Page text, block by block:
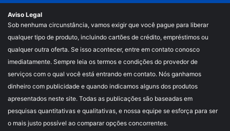
Aviso Legal
Sob nenhuma circunstância, vamos exigir que você pague para liberar
qualquer tipo de produto, incluindo cartões de crédito, empréstimos ou
qualquer outra oferta. Se isso acontecer, entre em contato conosco
imediatamente. Sempre leia os termos e condições do provedor de
serviços com o qual você está entrando em contato. Nós ganhamos
dinheiro com publicidade e quando indicamos alguns dos produtos
apresentados neste site. Todas as publicações são baseadas em
pesquisas quantitativas e qualitativas, e nossa equipe se esforça para ser
o mais justo possível ao comparar opções concorrentes.